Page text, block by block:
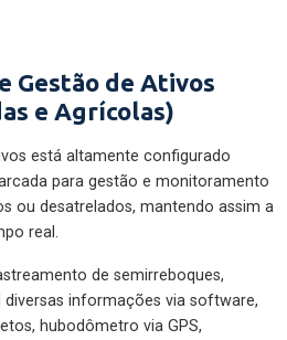
Gestão de Ativos
e Agrícolas)
está altamente configurado
para gestão e monitoramento
ou desatrelados, mantendo assim a
real.
de semirreboques,
informações via software,
hubodômetro via GPS,